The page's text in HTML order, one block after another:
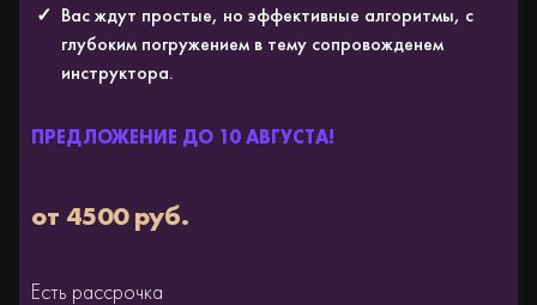
Вас ждут простые, но эффективные алгоритмы, с
глубоким погружением в тему сопровожденем
инструктора.
АКИЯ ДО 31 ДЕКАБРЯ!
от 4500 руб.
Есть рассрочка